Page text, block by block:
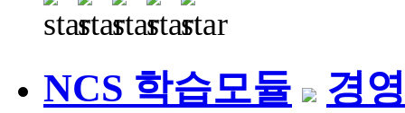
NCS 학습모듈 경